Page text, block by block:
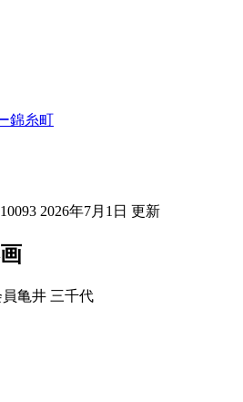
錦糸町
2026年7月1日 更新
亀井 三千代